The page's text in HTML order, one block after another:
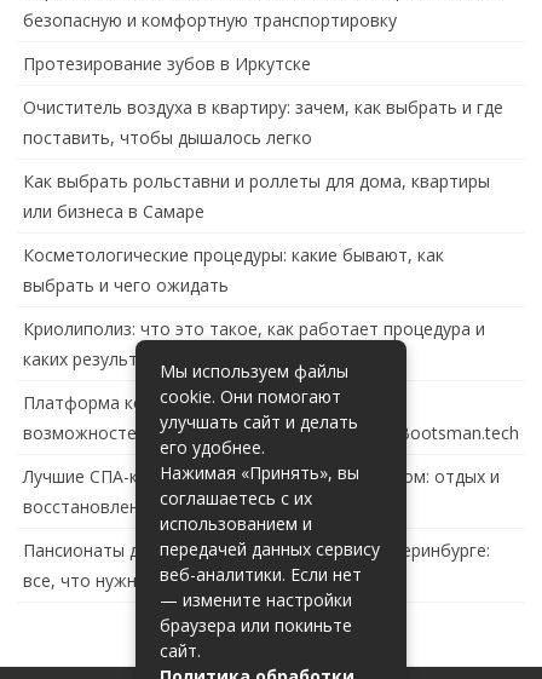
безопасную и комфортную транспортировку
Протезирование зубов в Иркутске
Очиститель воздуха в квартиру: зачем, как выбрать и где
поставить, чтобы дышалось легко
Как выбрать рольставни и роллеты для дома, квартиры
или бизнеса в Самаре
Косметологические процедуры: какие бывают, как
выбрать и чего ожидать
Криолиполиз: что это такое, как работает процедура и
каких результатов ждать
Платформа контейнеризации в России: обзор
возможностей и перспектив развития сайта Bootsman.tech
Лучшие СПА-комплексы в Тольятти с бассейном: отдых и
восстановление за городом
Пансионаты для пожилых с деменцией в Екатеринбурге:
все, что нужно знать
Мы используем файлы
cookie. Они помогают
улучшать сайт и делать
его удобнее.
Нажимая «Принять», вы
соглашаетесь с их
использованием и
передачей данных сервису
веб-аналитики. Если нет
— измените настройки
браузера или покиньте
сайт.